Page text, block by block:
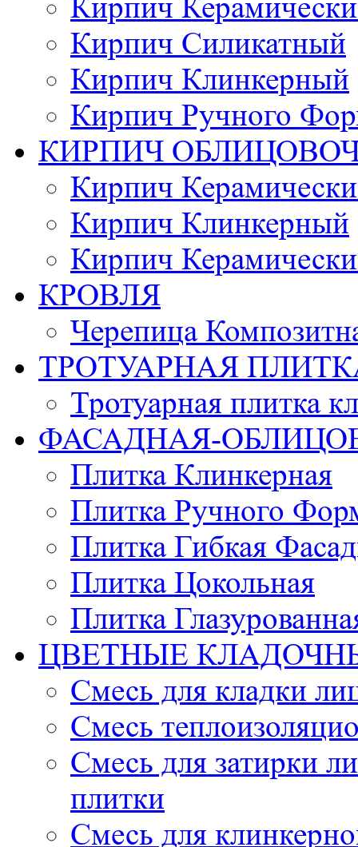
Кирпич
Кирпич Силикатный
Кирпич Клинкерный
Кирпич Ручного
КИРПИЧ
Кирпич
Кирпич Клинкерный
Кирпич
КРОВЛЯ
Черепица
ТРОТУАРНАЯ
Тротуарная плитка
ФАСАДНАЯ-
Плитка Клинкерная
Плитка Ручного
Плитка Гибкая
Плитка Цокольная
Плитка
ЦВЕТНЫЕ
Смесь для кладки
Смесь
Смесь для затирки
плитки
Смесь для